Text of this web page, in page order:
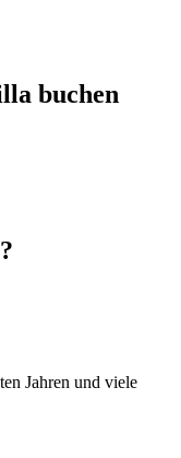
buchen
Jahren und viele